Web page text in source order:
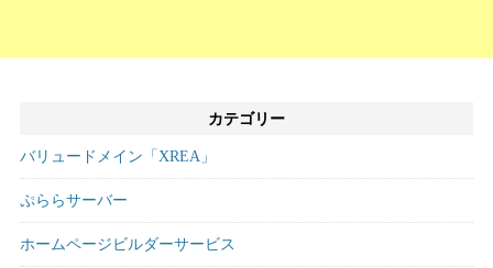
カテゴリー
バリュードメイン「XREA」
ぷららサーバー
ホームページビルダーサービス